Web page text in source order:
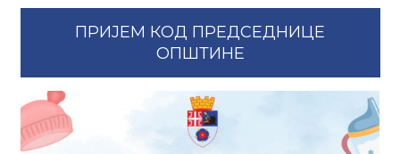
ПРИЈЕМ КОД ПРЕДСЕДНИЦЕ
ОПШТИНЕ